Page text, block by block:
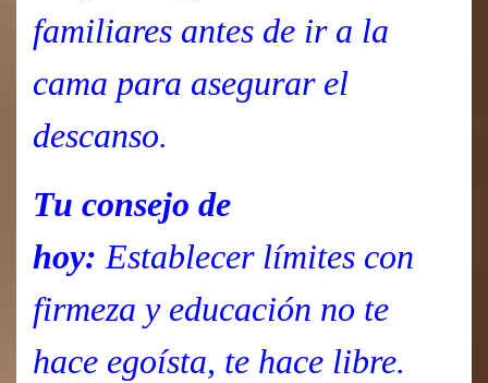
familiares antes de ir a la
cama para asegurar el
descanso.
Tu consejo de
hoy: Establecer límites con
firmeza y educación no te
hace egoísta, te hace libre.